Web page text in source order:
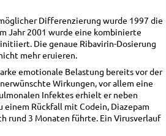
Differenzierung wurde 1997 die
Jahr 2001 wurde eine kombinierte
Die genaue Ribavirin-Dosierung
mehr eruieren.
emotionale Belastung bereits vor der
Wirkungen, vor allem eine
Infektes erhielt er neben
einem Rückfall mit Codein, Diazepam
rund 3 Monaten führte. Ein Virusverlauf